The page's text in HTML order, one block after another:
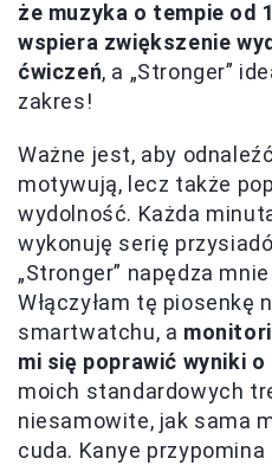
że muzyka o tempie od
wspiera zwiększenie
ćwiczeń, a „Stronger”
zakres!
Ważne jest, aby
motywują, lecz także
wydolność. Każda
wykonuję serię
„Stronger” napędza
Włączyłam tę piosenkę
smartwatchu, a
mi się poprawić wyniki o
moich standardowych
niesamowite, jak sama
cuda. Kanye przypomina